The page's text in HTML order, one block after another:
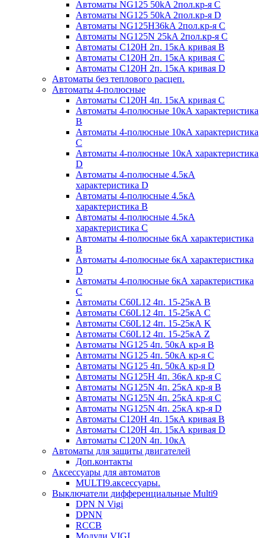
Автоматы NG125 50kA 2пол.кр-я C
Автоматы NG125 50kA 2пол.кр-я D
Автоматы NG125H36kA 2пол.кр-я C
Автоматы NG125N 25kA 2пол.кр-я C
Автоматы С120H 2п. 15кА кривая B
Автоматы С120H 2п. 15кА кривая C
Автоматы С120H 2п. 15кА кривая D
Автоматы без теплового расцеп.
Автоматы 4-полюсные
Автоматы С120H 4п. 15кА кривая C
Автоматы 4-полюсные 10кА характеристика
B
Автоматы 4-полюсные 10кА характеристика
C
Автоматы 4-полюсные 10кА характеристика
D
Автоматы 4-полюсные 4.5кА
характеристика D
Автоматы 4-полюсные 4.5кА
характеристика В
Автоматы 4-полюсные 4.5кА
характеристика С
Автоматы 4-полюсные 6кА характеристика
B
Автоматы 4-полюсные 6кА характеристика
D
Автоматы 4-полюсные 6кА характеристика
С
Автоматы C60L12 4п. 15-25кА B
Автоматы C60L12 4п. 15-25кА C
Автоматы C60L12 4п. 15-25кА K
Автоматы C60L12 4п. 15-25кА Z
Автоматы NG125 4п. 50кА кр-я B
Автоматы NG125 4п. 50кА кр-я C
Автоматы NG125 4п. 50кА кр-я D
Автоматы NG125H 4п. 36кА кр-я C
Автоматы NG125N 4п. 25кА кр-я B
Автоматы NG125N 4п. 25кА кр-я C
Автоматы NG125N 4п. 25кА кр-я D
Автоматы С120H 4п. 15кА кривая B
Автоматы С120H 4п. 15кА кривая D
Автоматы С120N 4п. 10кА
Автоматы для защиты двигателей
Доп.контакты
Аксессуары для автоматов
MULTI9.аксессуары.
Выключатели дифференциальные Multi9
DPN N Vigi
DPNN
RCCB
Модули VIGI